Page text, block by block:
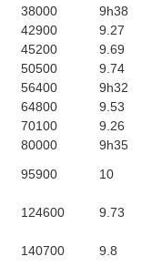
38000
9h38
42900
9.27
45200
9.69
50500
9.74
56400
9h32
64800
9.53
70100
9.26
80000
9h35
95900 10
124600 9.73
140700 9.8